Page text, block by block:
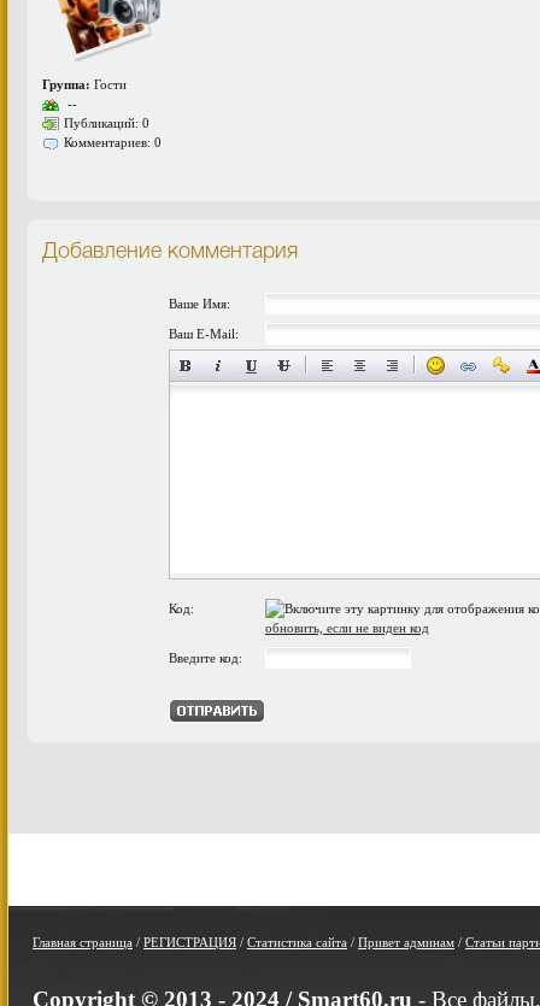
Группа: Гости
--
Публикаций: 0
Комментариев: 0
Добавление комментария
Ваше Имя:
Ваш E-Mail:
Код:
обновить, если не виден код
Введите код:
Главная страница / РЕГИСТРАЦИЯ / Статистика сайта / Привет админам / Статьи
Copyright © 2013 - 2024 / Smart60.ru - Все